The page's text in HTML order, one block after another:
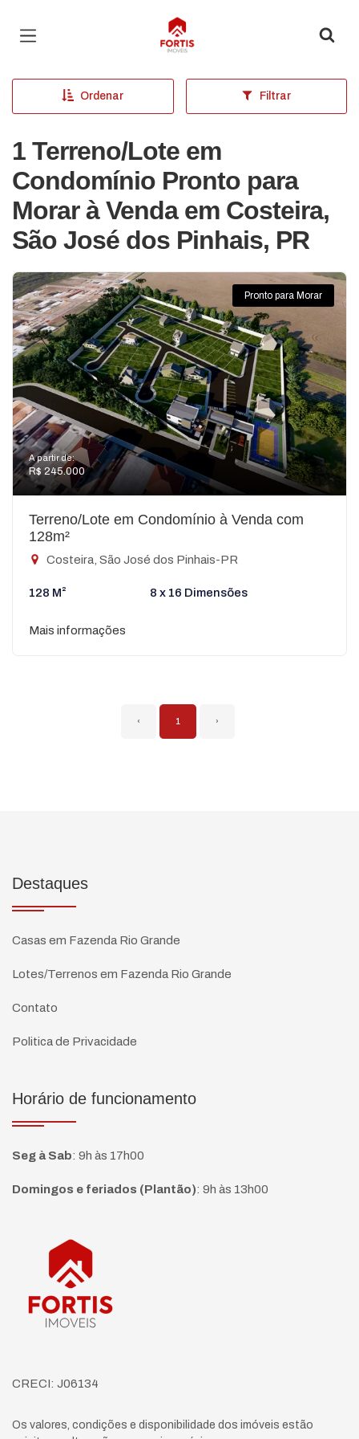
Página inicial
Ordenar Filtrar
1 Terreno/Lote em
Condomínio Pronto para
Morar à Venda em Costeira,
São José dos Pinhais, PR
Pronto para Morar
A partir de:
R$ 245.000
Terreno/Lote em Condomínio à Venda com
128m²
Costeira, São José dos Pinhais-PR
128 M² 8 x 16 Dimensões
Mais informações
‹ 1 ›
Destaques
Casas em Fazenda Rio Grande
Lotes/Terrenos em Fazenda Rio Grande
Contato
Politica de Privacidade
Horário de funcionamento
Seg à Sab: 9h às 17h00
Domingos e feriados (Plantão): 9h às 13h00
Página inicial
CRECI: J06134
Os valores, condições e disponibilidade dos imóveis estão